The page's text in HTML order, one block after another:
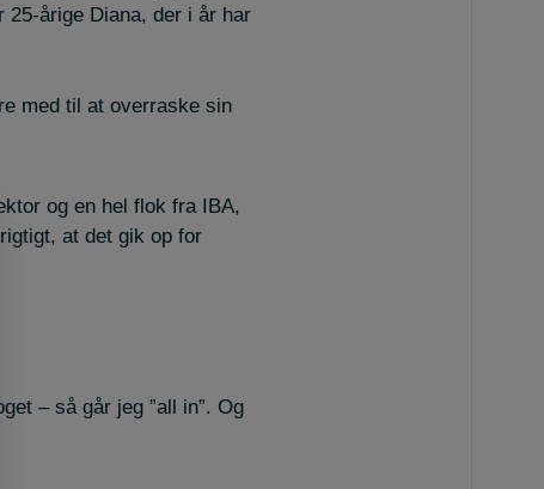
25-årige Diana, der i år har
med til at overraske sin
og en hel flok fra IBA,
at det gik op for
– så går jeg ”all in”. Og